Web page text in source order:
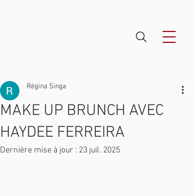
MAKE UP BRUNCH AVEC
HAYDEE FERREIRA
Régina Singa
Dernière mise à jour : 23 juil. 2025